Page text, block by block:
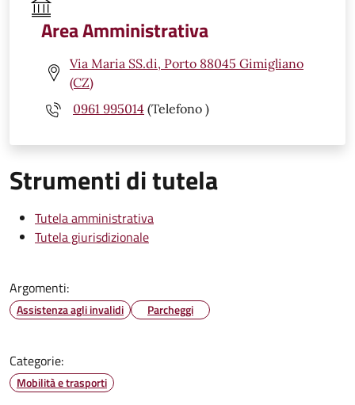
Area Amministrativa
Via Maria SS.di, Porto 88045 Gimigliano
(CZ)
0961 995014 (Telefono )
Strumenti di tutela
Tutela amministrativa
Tutela giurisdizionale
Argomenti:
Assistenza agli invalidi Parcheggi
Categorie:
Mobilità e trasporti